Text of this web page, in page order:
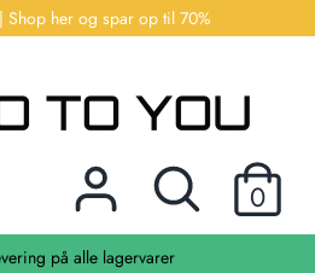
Shop her og spar op til 70%
Søg
0
på alle lagervarer